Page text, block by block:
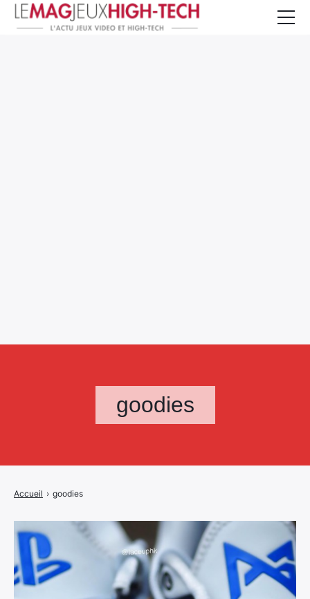
goodies
Accueil › goodies